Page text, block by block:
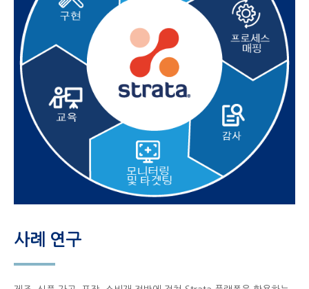
사례 연구